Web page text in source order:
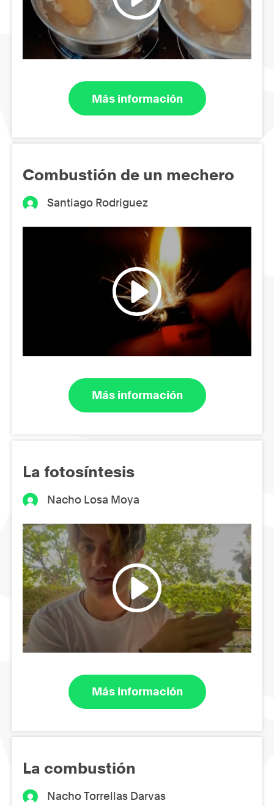
Más información
Combustión de un mechero
Santiago Rodriguez
Más información
La fotosíntesis
Nacho Losa Moya
Más información
La combustión
Nacho Torrellas Darvas